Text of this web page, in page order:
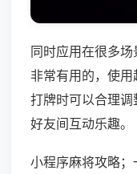
同时应用在很多
非常有用的，使
打牌时可以合理
好友间互动乐趣。
小程序麻将攻略